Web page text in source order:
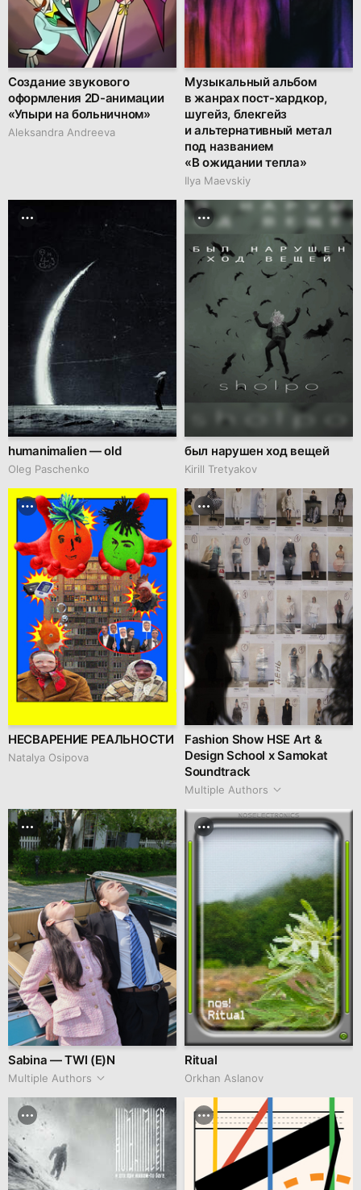
Создание звукового
оформления 2D-анимации
«Упыри на больничном»
Aleksandra Andreeva
Музыкальный альбом
в жанрах пост-хардкор,
шугейз, блекгейз
и альтернативный метал
под названием
«В ожидании тепла»
Ilya Maevskiy
humanimalien — old
Oleg Paschenko
был нарушен ход вещей
Kirill Tretyakov
НЕСВАРЕНИЕ РЕАЛЬНОСТИ
Natalya Osipova
Fashion Show HSE Art &
Design School x Samokat
Soundtrack
Multiple Authors
Sabina — TWI (E)N
Multiple Authors
Ritual
Orkhan Аslanov